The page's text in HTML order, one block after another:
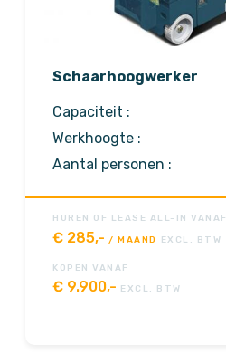
Schaarhoogwerker
Capaciteit :
Werkhoogte :
Aantal personen :
Meer opties
HUREN OF LEASE ALL-IN VANAF
€ 285,- / MAAND EXCL. BTW
KOPEN VANAF
€ 9.900,- EXCL. BTW